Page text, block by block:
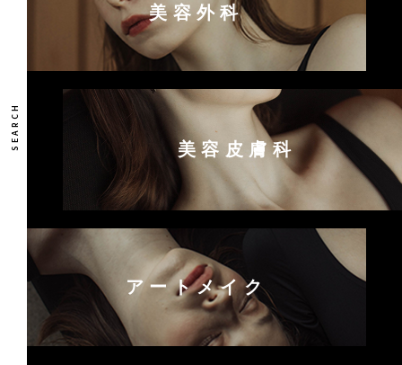
美容外科
美容皮膚科
アートメイク